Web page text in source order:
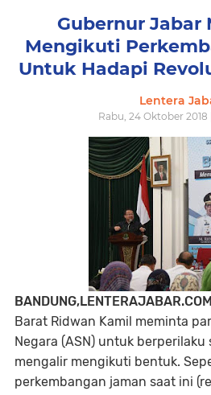
Gubernur Jabar
Mengikuti
Untuk Hadapi
Lentera
Rabu, 24 Oktober 2018
BANDUNG,LENTERAJABAR.COM
Barat Ridwan Kamil meminta
Negara (ASN) untuk berperilaku
mengalir mengikuti bentuk.
perkembangan jaman saat ini